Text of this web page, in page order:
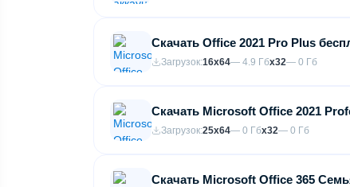
Скачать Office 2021 Pro Plus
Загрузок:16x64— 4.9 Гбx32— 0 Гб
Скачать Microsoft Office 2021
Загрузок:25x64— 0 Гбx32— 0 Гб
Скачать Microsoft Office 365